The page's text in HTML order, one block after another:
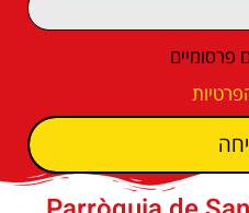
פרסומיים